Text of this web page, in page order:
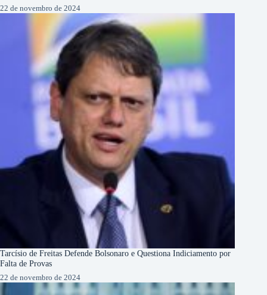
22 de novembro de 2024
Tarcísio de Freitas Defende Bolsonaro e Questiona Indiciamento por
Falta de Provas
22 de novembro de 2024